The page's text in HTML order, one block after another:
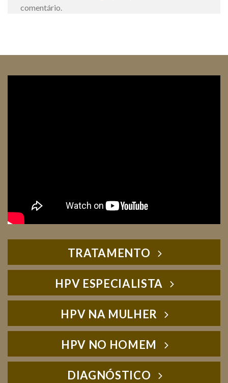
comentário.
TRATAMENTO
HPV ESPECIALISTA
HPV NA MULHER
HPV NO HOMEM
DIAGNÓSTICO